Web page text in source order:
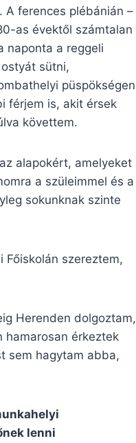
A ferences plébánián –
as évektől számtalan
naponta a reggeli
sütni,
püspökségen
férjem is, akit érsek
követtem.
alapokért, amelyeket
a szüleimmel és a
sokunknak szinte
Főiskolán szereztem,
Herenden dolgoztam,
hamarosan érkeztek
sem hagytam abba,
lenni